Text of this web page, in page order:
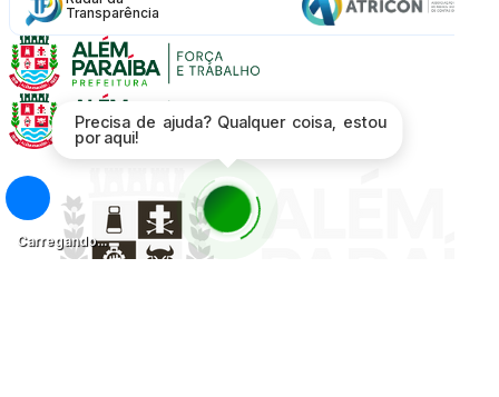
Carregando...
Transparência
Precisa de ajuda? Qualquer coisa, estou
por aqui!